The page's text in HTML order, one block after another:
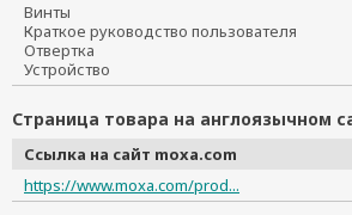
Винты
Краткое руководство пользователя
Отвертка
Устройство
Страница товара на англоязычном
Ссылка на сайт moxa.com
https://www.moxa.com/prod...